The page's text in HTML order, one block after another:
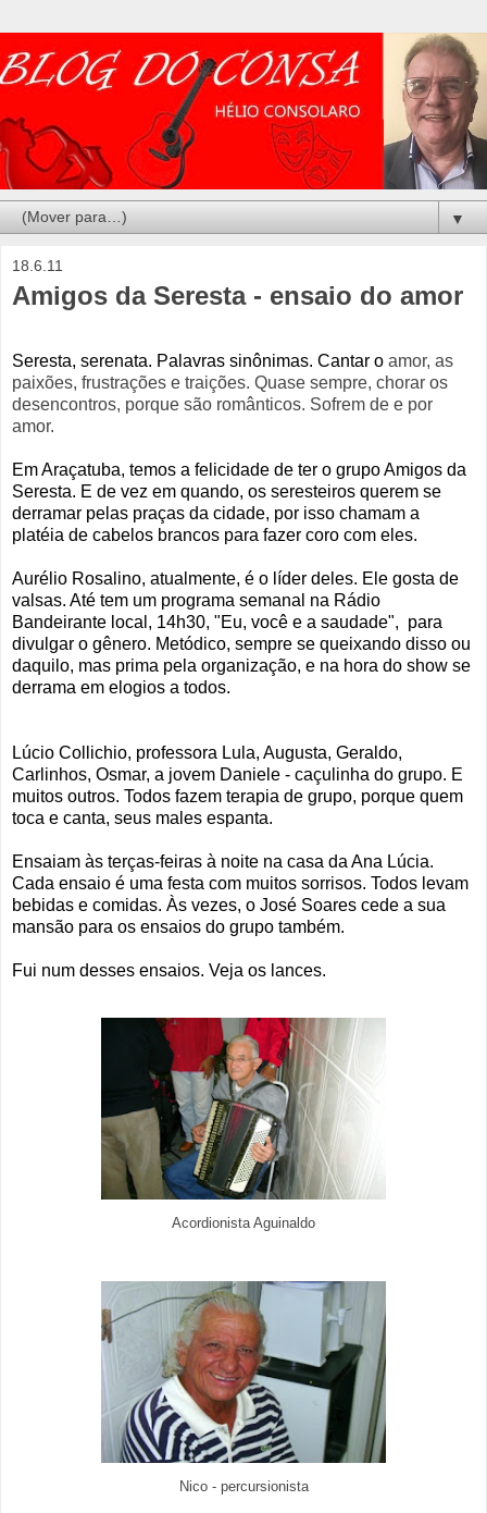
▼
18.6.11
Amigos da Seresta - ensaio do amor
Seresta, serenata. Palavras sinônimas. Cantar o amor, as
paixões, frustrações e traições. Quase sempre, chorar os
desencontros, porque são românticos. Sofrem de e por
amor.
Em Araçatuba, temos a felicidade de ter o grupo Amigos da
Seresta. E de vez em quando, os seresteiros querem se
derramar pelas praças da cidade, por isso chamam a
platéia de cabelos brancos para fazer coro com eles.
Aurélio Rosalino, atualmente, é o líder deles. Ele gosta de
valsas. Até tem um programa semanal na Rádio
Bandeirante local, 14h30, "Eu, você e a saudade", para
divulgar o gênero. Metódico, sempre se queixando disso ou
daquilo, mas prima pela organização, e na hora do show se
derrama em elogios a todos.
Lúcio Collichio, professora Lula, Augusta, Geraldo,
Carlinhos, Osmar, a jovem Daniele - caçulinha do grupo. E
muitos outros. Todos fazem terapia de grupo, porque quem
toca e canta, seus males espanta.
Ensaiam às terças-feiras à noite na casa da Ana Lúcia.
Cada ensaio é uma festa com muitos sorrisos. Todos levam
bebidas e comidas. Às vezes, o José Soares cede a sua
mansão para os ensaios do grupo também.
Fui num desses ensaios. Veja os lances.
Acordionista Aguinaldo
Nico - percursionista